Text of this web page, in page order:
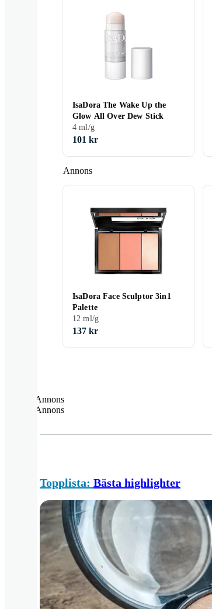
Annons
IsaDora The Wake Up the
Glow All Over Dew Stick
4 ml/g
101 kr
IsaDora Face Sculptor 3in1
Palette
12 ml/g
137 kr
Annons
Annons
Topplista: Bästa highlighter